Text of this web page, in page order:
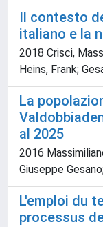
Il contesto
italiano e la
2018 Crisci,
Heins, Frank;
La
al 2025
2016
Giuseppe
L'emploi du
processus